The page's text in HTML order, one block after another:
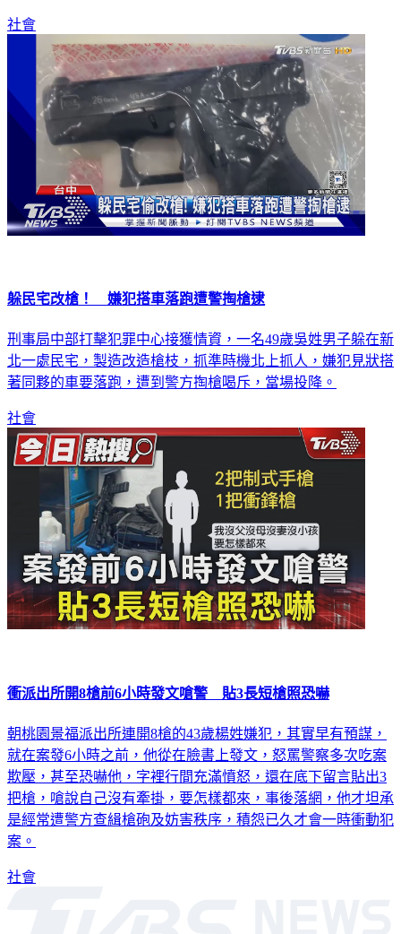
社會
躲民宅改槍！ 嫌犯搭車落跑遭警掏槍逮
刑事局中部打擊犯罪中心接獲情資，一名49歲吳姓男子躲在新
北一處民宅，製造改造槍枝，抓準時機北上抓人，嫌犯見狀搭
著同夥的車要落跑，遭到警方掏槍喝斥，當場投降。
社會
衝派出所開8槍前6小時發文嗆警 貼3長短槍照恐嚇
朝桃園景福派出所連開8槍的43歲楊姓嫌犯，其實早有預謀，
就在案發6小時之前，他從在臉書上發文，怒罵警察多次吃案
欺壓，甚至恐嚇他，字裡行間充滿憤怒，還在底下留言貼出3
把槍，嗆說自己沒有牽掛，要怎樣都來，事後落網，他才坦承
是經常遭警方查緝槍砲及妨害秩序，積怨已久才會一時衝動犯
案。
社會